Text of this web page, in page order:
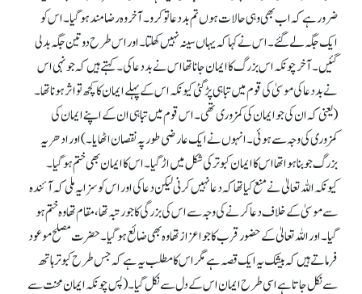
ضرور ہے کہ اب بھی وہی حالات ہوں تم بددعا تو کرو۔ آخر وہ رضامند ہو گیا۔ اس کو
ایک جگہ لے گئے۔ اس نے کہا کہ یہاں سینہ نہیں کھلتا۔ اور اس طرح دو تین جگہ بدلی
گئیں۔ آخر چونکہ اس بزرگ کا ایمان جانا تھا اس نے بددعا کی۔ کہتے ہیں کہ جونہی اس
نے بددعا کی موسیٰ کی قوم میں تباہی پڑ گئی کیونکہ اس کے پہلے ایمان کا کچھ تو اثر ہونا تھا۔
(یعنی کہ ان کی جو ایمان کی کمزوری تھی۔ اس قوم میں تباہی ان کے اپنے ایمان کی
کمزوری کی وجہ سے ہوئی۔ انہوں نے ایک عارضی طور پہ نقصان اٹھایا۔) اور ادھر یہ
بزرگ جو بنا ہوا تھا اس کا ایمان کبوتر کی شکل میں اڑ گیا۔ اس کا ایمان بھی ختم ہو گیا۔
کیونکہ اللہ تعالیٰ نے منع کیا تھا کہ دعا نہیں کرنی لیکن دعا کی اور اس کو سزا یہ ملی کہ آئندہ
سے موسیٰ کے خلاف دعا کرنے کی وجہ سے اس کی بزرگی کا جو رتبہ تھا، مقام تھا وہ ختم ہو
گیا۔ اور اللہ تعالیٰ کے حضور قرب کا جو اعزاز تھا وہ بھی ضائع ہو گیا۔ حضرت مصلح موعود
فرماتے ہیں کہ بیشک یہ ایک قصہ ہے مگر اس کا مطلب یہ ہے کہ جس طرح کبوتر ہاتھ
سے نکل جاتا ہے اسی طرح ایمان اس کے دل سے نکل گیا۔ (پس چونکہ ایمان محنت سے